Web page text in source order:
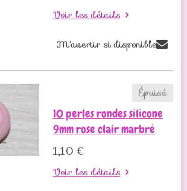
Voir les détails
M'avertir si disponible
Épuisé
10 perles rondes silicone
9mm rose clair marbré
1,10 €
Voir les détails